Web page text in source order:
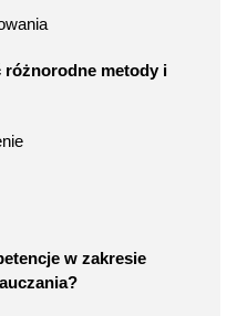
metody i
w zakresie